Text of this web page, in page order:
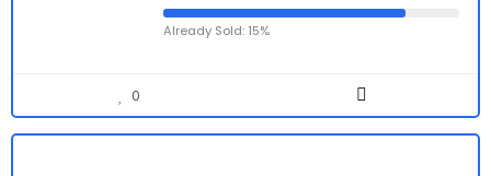
Already Sold: 15%
0